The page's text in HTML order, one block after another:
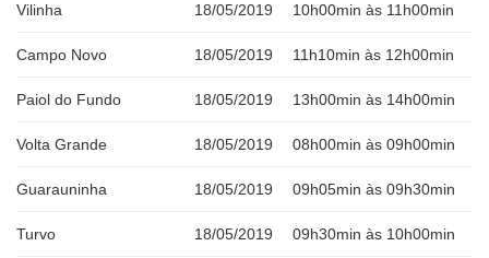
Vilinha 18/05/2019 10h00min às 11h00min
Campo Novo 18/05/2019 11h10min às 12h00min
Paiol do Fundo 18/05/2019 13h00min às 14h00min
Volta Grande 18/05/2019 08h00min às 09h00min
Guarauninha 18/05/2019 09h05min às 09h30min
Turvo 18/05/2019 09h30min às 10h00min